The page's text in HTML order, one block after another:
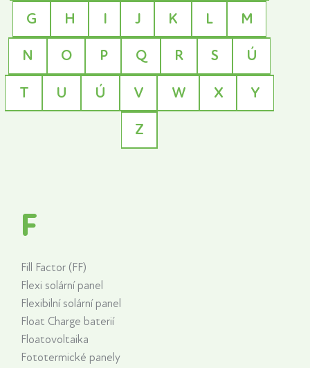
G H I J K L M
N O P Q R S Ú
T U Ú V W X Y
Z
F
Fill Factor (FF)
Flexi solární panel
Flexibilní solární panel
Float Charge baterií
Floatovoltaika
Fototermické panely